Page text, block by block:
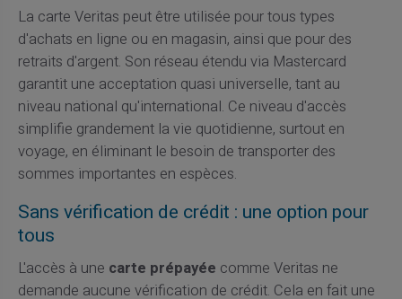
La carte Veritas peut être utilisée pour tous types
d'achats en ligne ou en magasin, ainsi que pour des
retraits d'argent. Son réseau étendu via Mastercard
garantit une acceptation quasi universelle, tant au
niveau national qu'international. Ce niveau d'accès
simplifie grandement la vie quotidienne, surtout en
voyage, en éliminant le besoin de transporter des
sommes importantes en espèces.
Sans vérification de crédit : une option pour
tous
L'accès à une carte prépayée comme Veritas ne
demande aucune vérification de crédit. Cela en fait une